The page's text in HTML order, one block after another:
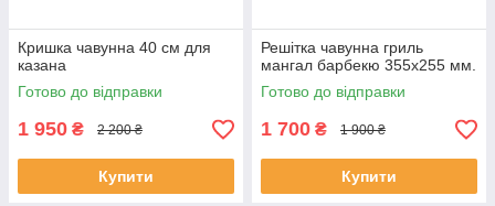
Кришка чавунна 40 см для
казана
Готово до відправки
1 950 ₴ 2 200 ₴
Купити
Решітка чавунна гриль
мангал барбекю 355х255 мм.
Готово до відправки
1 700 ₴ 1 900 ₴
Купити